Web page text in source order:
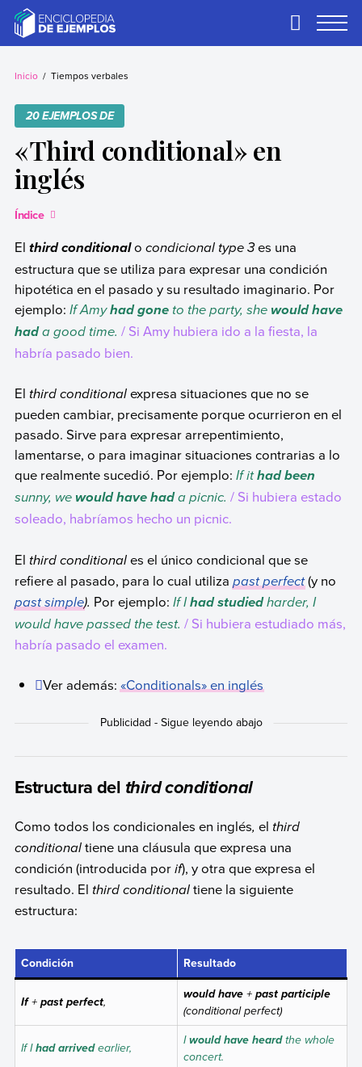
contentEjemplos
Necesitas ejemplos.
Primary
Inicio Tiempos verbales
20 EJEMPLOS DE
«Third conditional» en
inglés
Índice
El third conditional o condicional type 3es una
estructura que se utiliza para expresar una condición
hipotética en el pasado y su resultado imaginario. Por
ejemplo: If Amyhad goneto the party, she would have
hada good time. / Si Amy hubiera ido a la fiesta, la
habría pasado bien.
El third conditionalexpresa situaciones que no se
pueden cambiar, precisamente porque ocurrieron en el
pasado. Sirve para expresar arrepentimiento,
lamentarse, o para imaginar situaciones contrarias a lo
que realmente sucedió. Por ejemplo: If ithad been
sunny, we would have hada picnic. / Si hubiera estado
soleado, habríamos hecho un picnic.
El third conditionales el único condicional que se
refiere al pasado, para lo cual utiliza past perfect(y no
past simple). Por ejemplo: If Ihad studiedharder, I
would have passed the test. / Si hubiera estudiado más,
habría pasado el examen.
Ver además:«Conditionals» en inglés
Estructura del third conditional
Como todos los condicionales en inglés, el third
conditionaltiene una cláusula que expresa una
condición (introducida porif), y otra que expresa el
resultado. El third conditionaltiene la siguiente
estructura:
Condición Resultado
If+past perfect, would have+past participle
(conditional perfect)
If Ihad arrivedearlier, Iwould have heardthe whole
concert.